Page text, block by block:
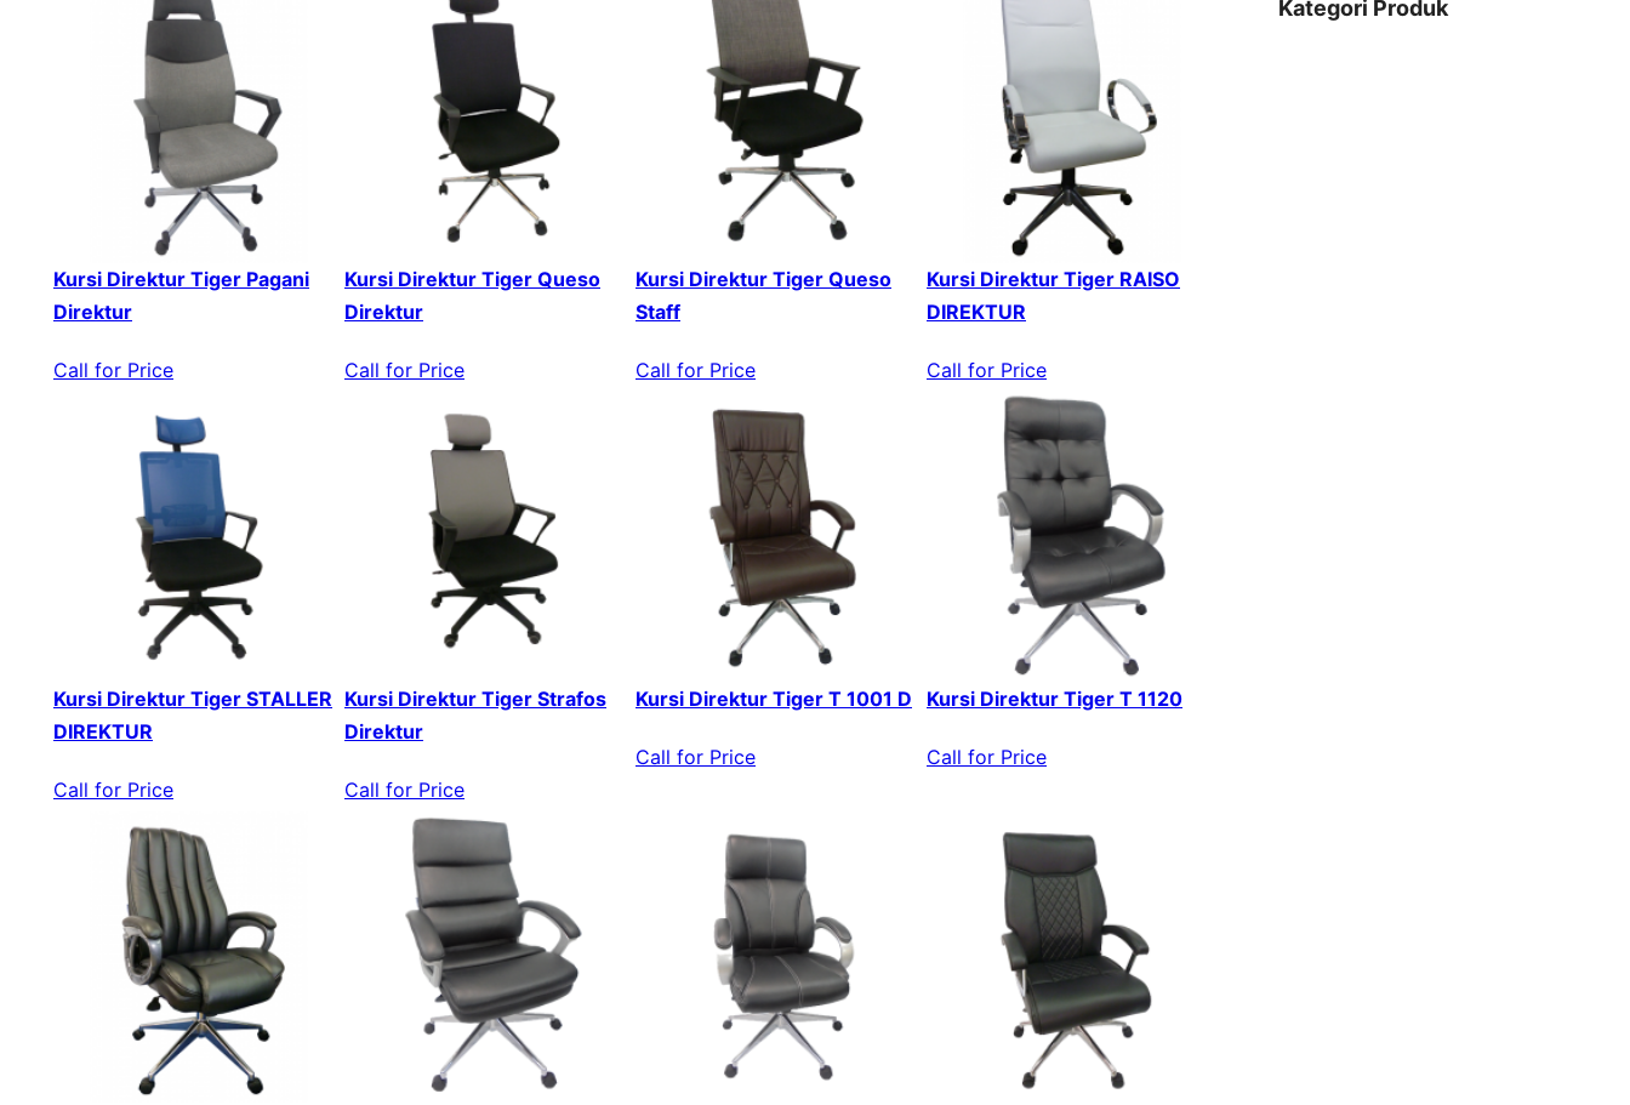
Kursi Direktur Tiger Pagani
Direktur
Call for Price
Kursi Direktur Tiger Queso
Direktur
Call for Price
Kursi Direktur Tiger Queso
Staff
Call for Price
Kursi Direktur Tiger RAISO
DIREKTUR
Call for Price
Kursi Direktur Tiger STALLER
DIREKTUR
Call for Price
Kursi Direktur Tiger Strafos
Direktur
Call for Price
Kursi Direktur Tiger T 1001 D
Call for Price
Kursi Direktur Tiger T 1120
Call for Price
Kategori Produk